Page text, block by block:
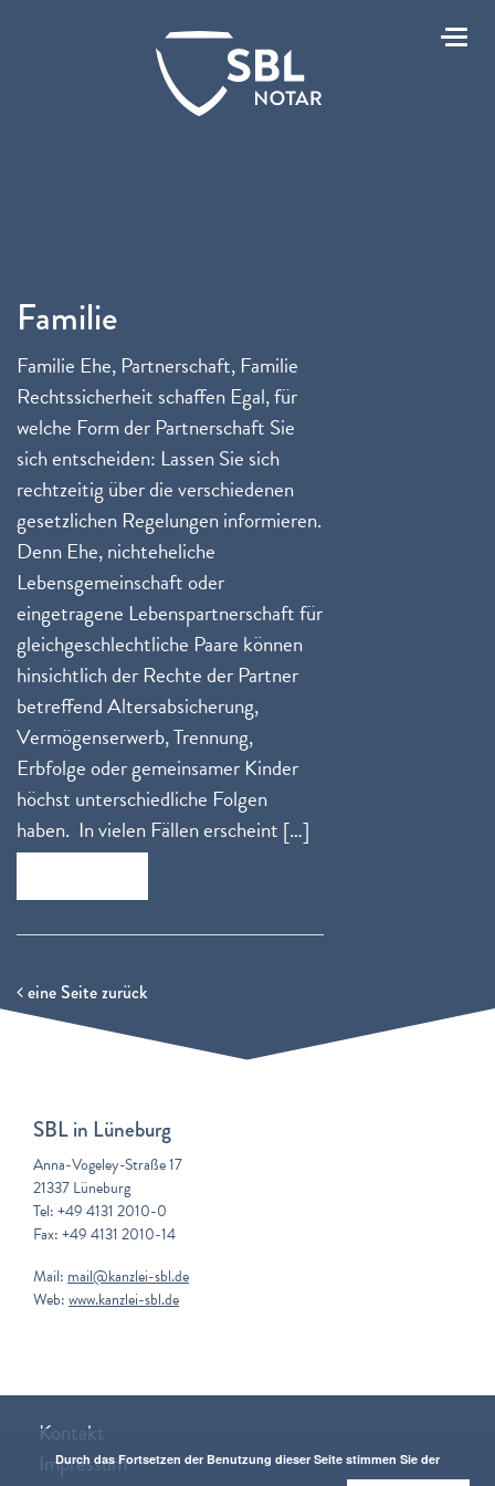
Familie
Familie Ehe, Partnerschaft, Familie
Rechtssicherheit schaffen Egal, für
welche Form der Partnerschaft Sie
sich entscheiden: Lassen Sie sich
rechtzeitig über die verschiedenen
gesetzlichen Regelungen informieren.
Denn Ehe, nichteheliche
Lebensgemeinschaft oder
eingetragene Lebenspartnerschaft für
gleichgeschlechtliche Paare können
hinsichtlich der Rechte der Partner
betreffend Altersabsicherung,
Vermögenserwerb, Trennung,
Erbfolge oder gemeinsamer Kinder
höchst unterschiedliche Folgen
haben. In vielen Fällen erscheint […]
eine Seite zurück
SBL in Lüneburg
Anna-Vogeley-Straße 17
21337 Lüneburg
Tel: +49 4131 2010-0
Fax: +49 4131 2010-14
Mail: mail@kanzlei-sbl.de
Web:www.kanzlei-sbl.de
Kontakt
Impressum
Durch das Fortsetzen der Benutzung dieser Seite stimmen Sie der